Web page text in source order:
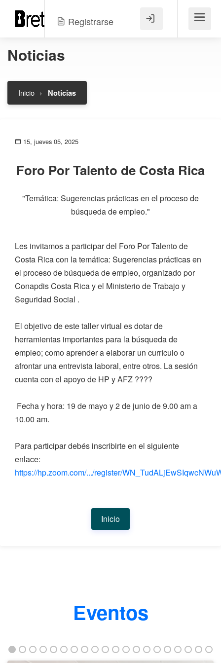
Registrarse Menú
Noticias
Inicio Noticias
15, jueves 05, 2025
Foro Por Talento de Costa Rica
"Temática: Sugerencias prácticas en el proceso de
búsqueda de empleo."
Les invitamos a participar del Foro Por Talento de
Costa Rica con la temática: Sugerencias prácticas en
el proceso de búsqueda de empleo, organizado por
Conapdis Costa Rica y el Ministerio de Trabajo y
Seguridad Social .
El objetivo de este taller virtual es dotar de
herramientas importantes para la búsqueda de
empleo; como aprender a elaborar un currículo o
afrontar una entrevista laboral, entre otros. La sesión
cuenta con el apoyo de HP y AFZ ????
Fecha y hora: 19 de mayo y 2 de junio de 9.00 am a
10.00 am.
Para participar debés inscribirte en el siguiente
enlace:
https://hp.zoom.com/.../register/
Inicio
Eventos